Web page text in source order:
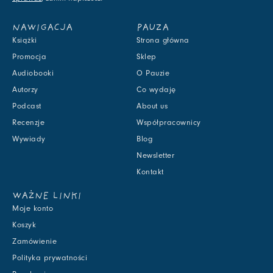
NAWIGACJA
Książki
Promocja
Audiobooki
Autorzy
Podcast
Recenzje
Wywiady
PAUZA
Strona główna
Sklep
O Pauzie
Co wydaję
About us
Współpracownicy
Blog
Newsletter
Kontakt
WAŻNE LINKI
Moje konto
Koszyk
Zamówienie
Polityka prywatności